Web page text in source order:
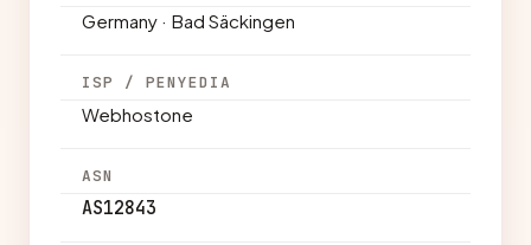
Germany · Bad Säckingen
ISP / PENYEDIA
Webhostone
ASN
AS12843